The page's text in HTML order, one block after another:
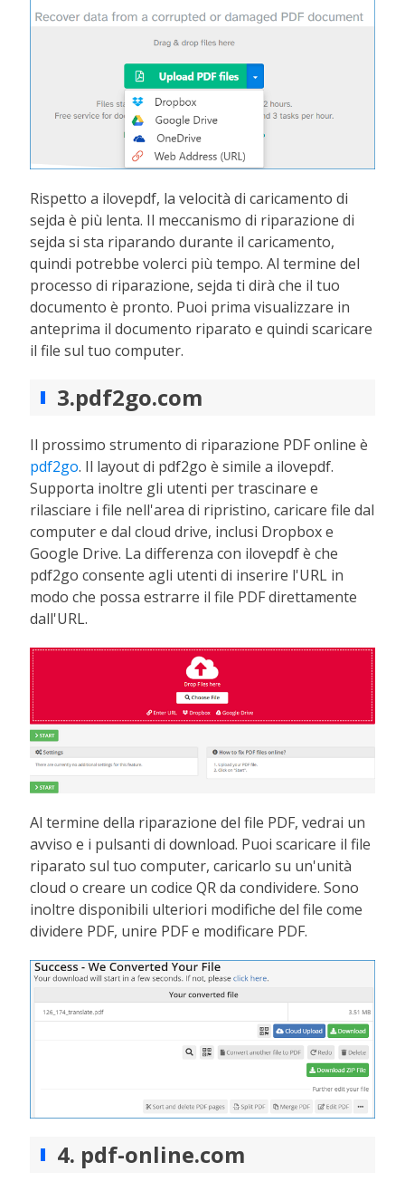
Rispetto a ilovepdf, la velocità di caricamento di
sejda è più lenta. Il meccanismo di riparazione di
sejda si sta riparando durante il caricamento,
quindi potrebbe volerci più tempo. Al termine del
processo di riparazione, sejda ti dirà che il tuo
documento è pronto. Puoi prima visualizzare in
anteprima il documento riparato e quindi scaricare
il file sul tuo computer.
3.pdf2go.com
Il prossimo strumento di riparazione PDF online è
pdf2go. Il layout di pdf2go è simile a ilovepdf.
Supporta inoltre gli utenti per trascinare e
rilasciare i file nell'area di ripristino, caricare file dal
computer e dal cloud drive, inclusi Dropbox e
Google Drive. La differenza con ilovepdf è che
pdf2go consente agli utenti di inserire l'URL in
modo che possa estrarre il file PDF direttamente
dall'URL.
Al termine della riparazione del file PDF, vedrai un
avviso e i pulsanti di download. Puoi scaricare il file
riparato sul tuo computer, caricarlo su un'unità
cloud o creare un codice QR da condividere. Sono
inoltre disponibili ulteriori modifiche del file come
dividere PDF, unire PDF e modificare PDF.
4. pdf-online.com